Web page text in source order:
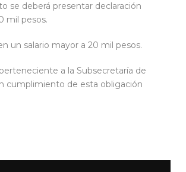
se deberá presentar declaración
mil pesos.
un salario mayor a 20 mil pesos.
a la Subsecretaría de
cumplimiento de esta obligación